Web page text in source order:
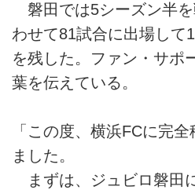
磐田では5シーズン半
わせて81試合に出場して
を残した。ファン・サポ
葉を伝えている。
「この度、横浜FCに完
ました。
まずは、ジュビロ磐田